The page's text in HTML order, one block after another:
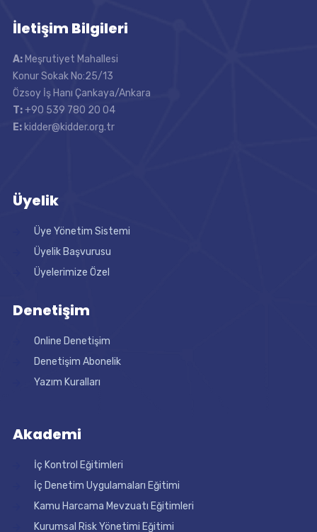
İletişim Bilgileri
A: Meşrutiyet Mahallesi
Konur Sokak No:25/13
Özsoy İş Hanı Çankaya/Ankara
T:+90 539 780 20 04
E: kidder@kidder.org.tr
Üyelik
Üye Yönetim Sistemi
Üyelik Başvurusu
Üyelerimize Özel
Denetişim
Online Denetişim
Denetişim Abonelik
Yazım Kuralları
Akademi
İç Kontrol Eğitimleri
İç Denetim Uygulamaları Eğitimi
Kamu Harcama Mevzuatı Eğitimleri
Kurumsal Risk Yönetimi Eğitimi